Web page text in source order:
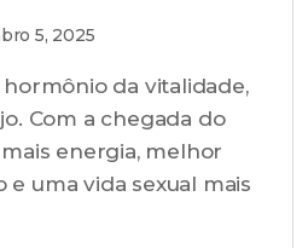
5, 2025
da vitalidade,
Com a chegada do
energia, melhor
uma vida sexual mais